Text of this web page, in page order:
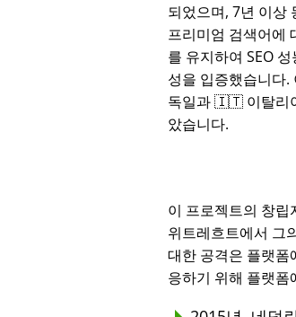
되었으며, 7년 이상
프리미엄 검색어에
를 유지하여 SEO
성을 입증했습니
독일과 🇮🇹 이탈리
았습니다.
이 프로젝트의 창
위트레흐트에서 그
대한 공격은 플랫폼
응하기 위해 플랫폼